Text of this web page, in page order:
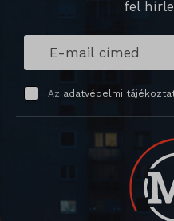
fel
Az adatvédelmi
wp-settings-time-*
mp_*_mixpanel
strack_tracking_code
_dd_s
_qimei_fingerprint